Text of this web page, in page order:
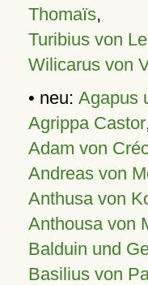
Thomaïs,
Turibius von
Wilicarus von
• neu: Agapus
Agrippa Castor
Adam von
Andreas von
Anthusa von
Anthousa von
Balduin und
Basilius von